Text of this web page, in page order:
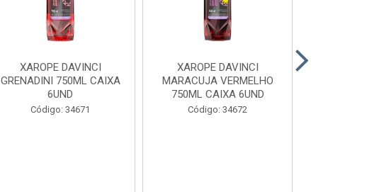
XAROPE DAVINCI
GRENADINI 750ML CAIXA
6UND
Código: 34671
XAROPE DAVINCI
MARACUJA VERMELHO
750ML CAIXA 6UND
Código: 34672